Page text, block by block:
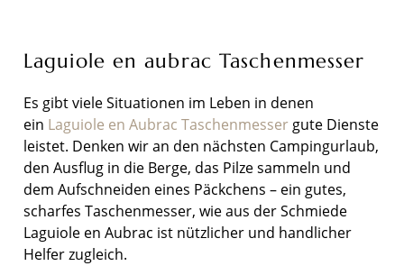
Laguiole en aubrac Taschenmesser
Es gibt viele Situationen im Leben in denen
ein Laguiole en Aubrac Taschenmessergute Dienste
leistet. Denken wir an den nächsten Campingurlaub,
den Ausflug in die Berge, das Pilze sammeln und
dem Aufschneiden eines Päckchens – ein gutes,
scharfes Taschenmesser, wie aus der Schmiede
Laguiole en Aubrac ist nützlicher und handlicher
Helfer zugleich.